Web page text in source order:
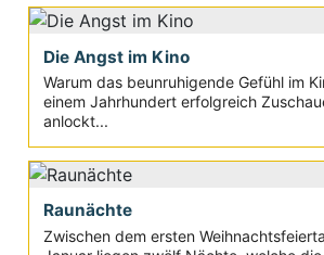
Die Angst im Kino
Warum das beunruhigende Gefühl im
einem Jahrhundert erfolgreich
anlockt...
Raunächte
Zwischen dem ersten